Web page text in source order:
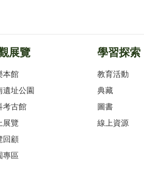
展覽
本館
遺址公園
考古館
展覽
回顧
專區
學習探索
教育活動
典藏
圖書
線上資源